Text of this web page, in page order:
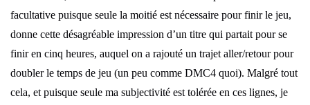
facultative puisque seule la moitié est nécessaire pour finir le jeu,
donne cette désagréable impression d’un titre qui partait pour se
finir en cinq heures, auquel on a rajouté un trajet aller/retour pour
doubler le temps de jeu (un peu comme DMC4 quoi). Malgré tout
cela, et puisque seule ma subjectivité est tolérée en ces lignes, je